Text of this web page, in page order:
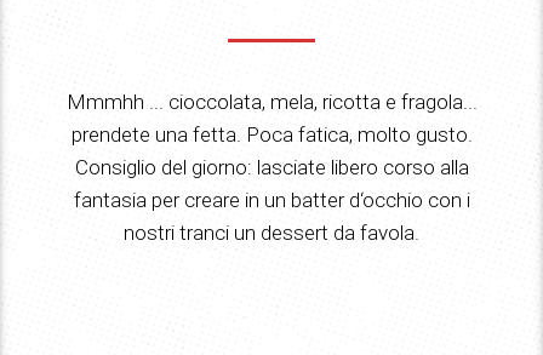
Mmmhh ... cioccolata, mela, ricotta e fragola...
prendete una fetta. Poca fatica, molto gusto.
Consiglio del giorno: lasciate libero corso alla
fantasia per creare in un batter d‘occhio con i
nostri tranci un dessert da favola.